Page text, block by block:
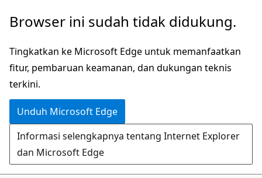
Lompati
konten
utama
Browser ini sudah tidak didukung.
Tingkatkan ke Microsoft Edge untuk memanfaatkan
fitur, pembaruan keamanan, dan dukungan teknis
terkini.
Unduh Microsoft Edge
Informasi selengkapnya tentang Internet Explorer
dan Microsoft Edge